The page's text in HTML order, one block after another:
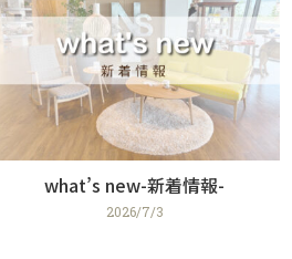
what’s new-新着情報-
2026/7/3